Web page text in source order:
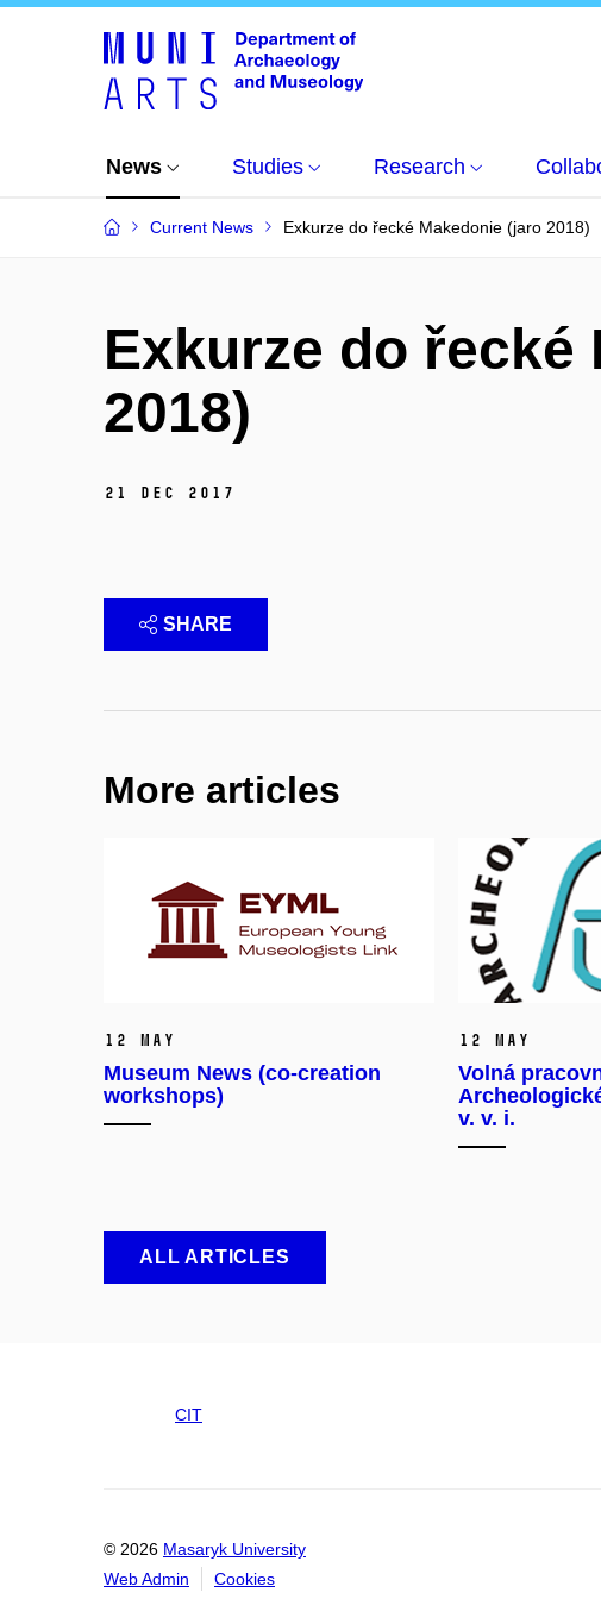
News Studies Research
Current News Exkurze do řecké Makedonie (jaro 2018)
Exkurze do řecké
2018)
21 Dec 2017
SHARE
More articles
12 May
Museum News (co-creation
workshops)
12 May
Volná
v. v. i.
ALL ARTICLES
CIT
© 2026 Masaryk University
Web Admin
Cookies